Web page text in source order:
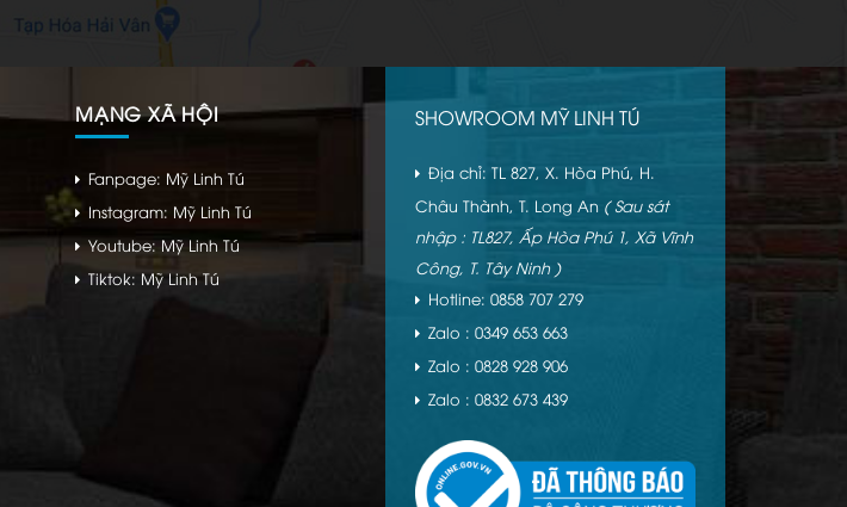
MẠNG XÃ HỘI
Fanpage: Mỹ Linh Tú
Instagram: Mỹ Linh Tú
Youtube: Mỹ Linh Tú
Tiktok: Mỹ Linh Tú
SHOWROOM MỸ LINH TÚ
Địa chỉ: TL 827, X. Hòa Phú, H.
Châu Thành, T. Long An ( Sau sát
nhập : TL827, Ấp Hòa Phú 1, Xã Vĩnh
Công, T. Tây Ninh )
Hotline: 0858 707 279
Zalo : 0349 653 663
Zalo : 0828 928 906
Zalo : 0832 673 439